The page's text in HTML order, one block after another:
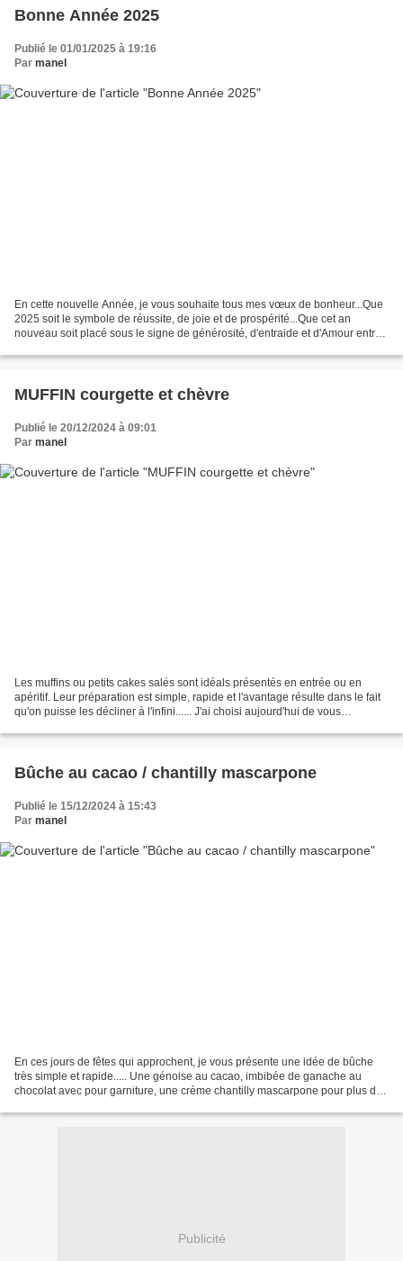
Bonne Année 2025
Publié le 01/01/2025 à 19:16
Par manel
En cette nouvelle Année, je vous souhaite tous mes vœux de bonheur...Que
2025 soit le symbole de réussite, de joie et de prospérité...Que cet an
nouveau soit placé sous le signe de générosité, d'entraide et d'Amour entre
MUFFIN courgette et chèvre
Publié le 20/12/2024 à 09:01
Par manel
Les muffins ou petits cakes salés sont idéals présentés en entrée ou en
apéritif. Leur préparation est simple, rapide et l'avantage résulte dans le fait
qu'on puisse les décliner à l'infini...... J'ai choisi aujourd'hui de vous
Bûche au cacao / chantilly mascarpone
Publié le 15/12/2024 à 15:43
Par manel
En ces jours de fêtes qui approchent, je vous présente une idée de bûche
très simple et rapide..... Une génoise au cacao, imbibée de ganache au
chocolat avec pour garniture, une crème chantilly mascarpone pour plus de
Publicité